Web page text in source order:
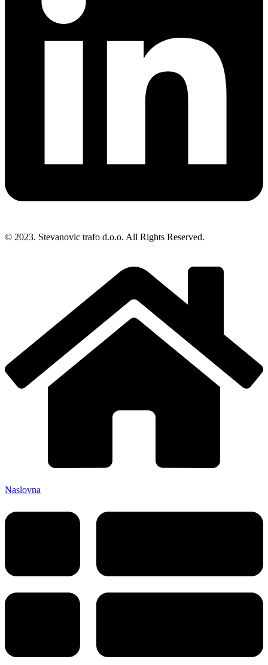
© 2023. Stevanovic trafo d.o.o. All Rights Reserved.
Naslovna